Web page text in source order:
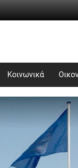
Κοινωνικά